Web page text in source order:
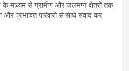
माध्यम से ग्रामीण और जलमग्न क्षेत्रों तक
और प्रभावित परिवारों से सीधे संवाद कर